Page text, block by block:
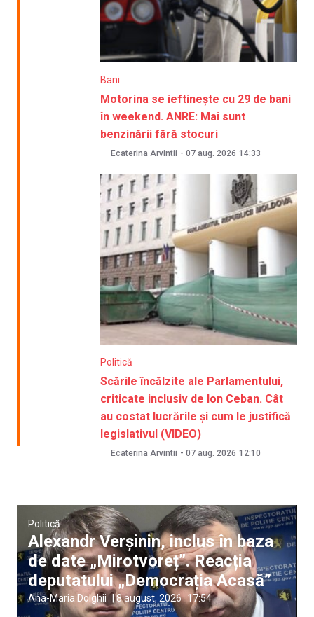
Bani
Motorina se ieftinește cu 29 de bani
în weekend. ANRE: Mai sunt
benzinării fără stocuri
Ecaterina Arvintii - 07 aug. 2026 14:33
Politică
Scările încălzite ale Parlamentului,
criticate inclusiv de Ion Ceban. Cât
au costat lucrările și cum le justifică
legislativul (VIDEO)
Ecaterina Arvintii - 07 aug. 2026 12:10
Politică
Alexandr Verșinin, inclus în baza
de date „Mirotvoreț”. Reacția
deputatului „Democrația Acasă”
Ana-Maria Dolghii |8 august, 2026 17:54